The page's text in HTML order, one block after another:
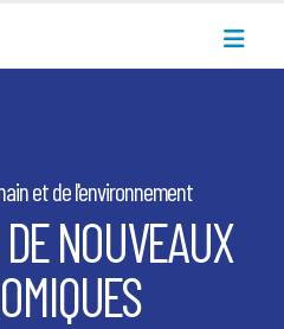
et de l'environnement
NOUVEAUX